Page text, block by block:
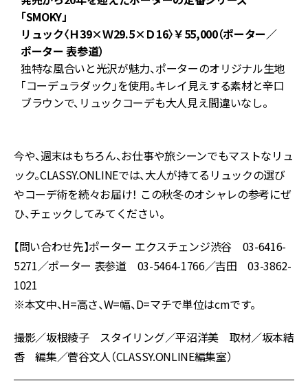
「SMOKY」
リュック〈Ｈ39×Ｗ29.5×Ｄ16〉￥55,000（ポーター／
ポーター 表参道）
独特な風合いと光沢が魅力、ポーターのオリジナル生地
「コーデュラダック」を使用。キレイ見えする素材と辛口
ブラウンで、リュックコーデも大人見え間違いなし。
今や、週末はもちろん、お仕事や旅シーンでもマストなリュ
ック。CLASSY.ONLINEでは、大人が持てるリュックの選び
やコーデ術を続々お届け！ この秋冬のオシャレの参考にぜ
ひ、チェックしてみてください。
【問い合わせ先】ポーター エクスチェンジ渋谷 03-6416-
5271／ポーター 表参道 03-5464-1766／吉田 03-3862-
1021
※本文中、H=高さ、W=幅、D=マチで単位はcmです。
撮影／坂根綾子 スタイリング／平沼洋美 取材／坂本結
香 編集／菅谷文人（CLASSY.ONLINE編集室）